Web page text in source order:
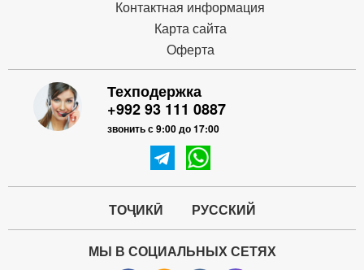
Контактная информация
Карта сайта
Оферта
Техподержка
+992 93 111 0887
звонить с 9:00 до 17:00
ТОҶИКӢ РУССКИЙ
МЫ В СОЦИАЛЬНЫХ СЕТЯХ